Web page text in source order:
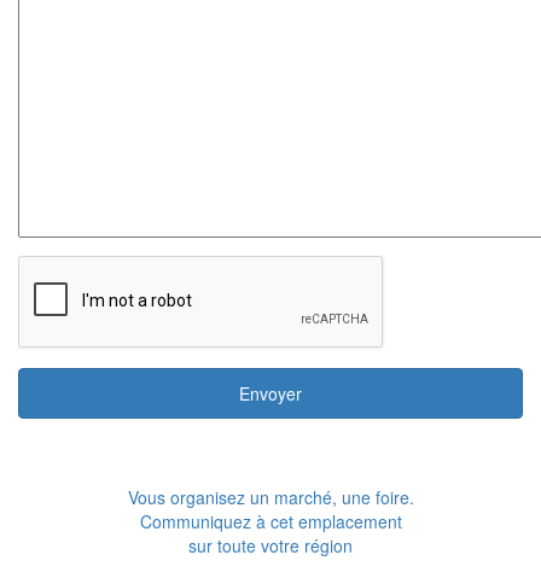
Envoyer
Vous organisez un marché, une foire.
Communiquez à cet emplacement
sur toute votre région